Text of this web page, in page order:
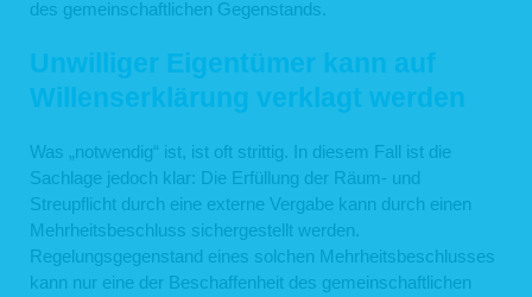
des gemeinschaftlichen Gegenstands.
Unwilliger Eigentümer kann auf
Willenserklärung verklagt werden
Was „notwendig“ ist, ist oft strittig. In diesem Fall ist die
Sachlage jedoch klar: Die Erfüllung der Räum- und
Streupflicht durch eine externe Vergabe kann durch einen
Mehrheitsbeschluss sichergestellt werden.
Regelungsgegenstand eines solchen Mehrheitsbeschlusses
kann nur eine der Beschaffenheit des gemeinschaftlichen
umfassen. Im Rahmen Ihrer Bewerbung werden die von Ihnen zur Verfügung
begleiten (z.B. Personalabteilung, Fachabteilungsleitung).
Personenbezogene Daten von Beschäftigten verarbeiten wir für Zwecke des
Beschäftigungsverhältnisses, wenn dies für die Entscheidung über die
Beschäftigungsverhältnisses für dessen Durchführung oder Beendigung oder
zur Ausübung oder Erfüllung der sich aus einem Gesetz ergebenden Rechte und
Pflichten erforderlich ist.
2.3 Gesetzliche Vorgaben (Art. 6 Abs. 1c DS-GVO)
Aufgrund rechtlicher Verpflichtung erfolgt eine Datenverarbeitung z.B. für Zwecke
der Betrugs- und Geldwäscheprävention, Erfüllung steuerrechtlicher Kontroll-
und Meldepflichten und der Auskunft an Behörden.